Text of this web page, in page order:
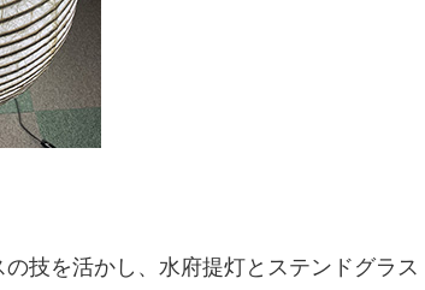
技を活かし、水府提灯とステンドグラス